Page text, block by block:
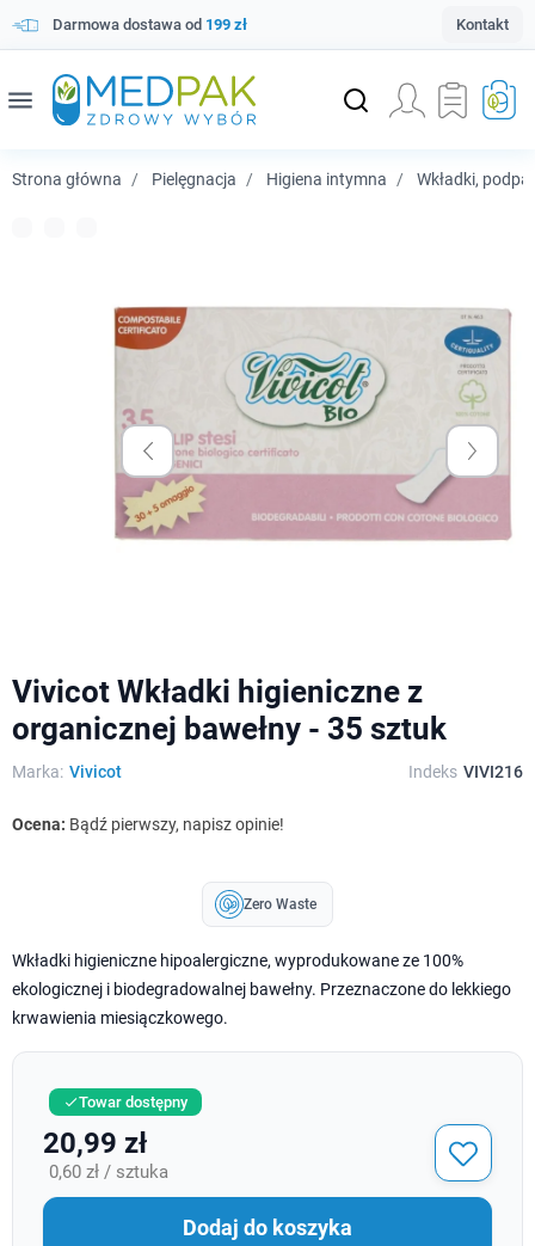
Darmowa dostawa od 199 zł Kontakt
menu
Strona główna Pielęgnacja Higiena intymna Wkładki,
Vivicot Wkładki higieniczne z
organicznej bawełny - 35 sztuk
Marka: Vivicot Indeks VIVI216
Ocena: Bądź pierwszy, napisz opinie!
Zero Waste
Wkładki higieniczne hipoalergiczne, wyprodukowane ze 100%
ekologicznej i biodegradowalnej bawełny. Przeznaczone do lekkiego
krwawienia miesiączkowego.
Towar dostępny
20,99 zł
0,60 zł / sztuka
Dodaj do koszyka